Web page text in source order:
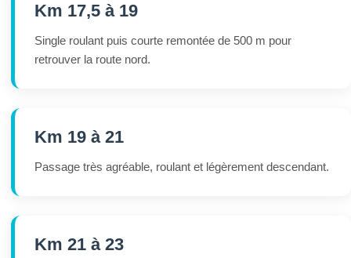
Km 17,5 à 19
Single roulant puis courte remontée de 500 m pour
retrouver la route nord.
Km 19 à 21
Passage très agréable, roulant et légèrement descendant.
Km 21 à 23